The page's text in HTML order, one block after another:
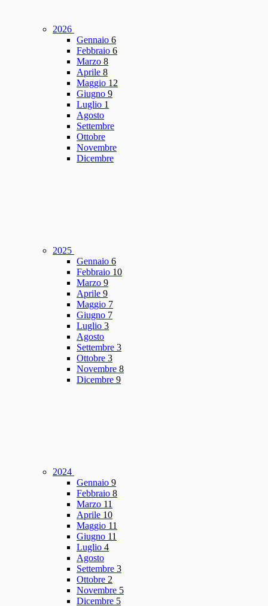
2026
Gennaio 6
Febbraio 6
Marzo 8
Aprile 8
Maggio 12
Giugno 9
Luglio 1
Agosto
Settembre
Ottobre
Novembre
Dicembre
2025
Gennaio 6
Febbraio 10
Marzo 9
Aprile 9
Maggio 7
Giugno 7
Luglio 3
Agosto
Settembre 3
Ottobre 3
Novembre 8
Dicembre 9
2024
Gennaio 9
Febbraio 8
Marzo 11
Aprile 10
Maggio 11
Giugno 11
Luglio 4
Agosto
Settembre 3
Ottobre 2
Novembre 5
Dicembre 5